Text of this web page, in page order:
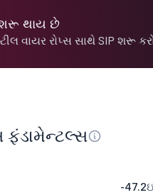
શરૂ થાય છે
વાયર રોપ્સ સાથે SIP શરૂ
ફંડામેન્ટલ્સ
-47.2